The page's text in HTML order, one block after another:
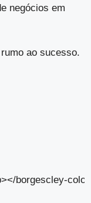
negócios em
ao sucesso.